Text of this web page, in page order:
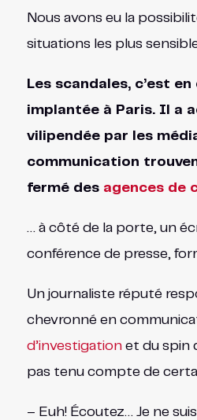
Nous avons eu la
situations les plus
Les scandales, c’est
implantée à Paris. Il a
vilipendée par les
communication
fermé des agences de
… à côté de la porte, un
conférence de presse,
Un journaliste réputé
chevronné en
d’investigationet du spin
pas tenu compte de
– Euh! Écoutez… Je ne